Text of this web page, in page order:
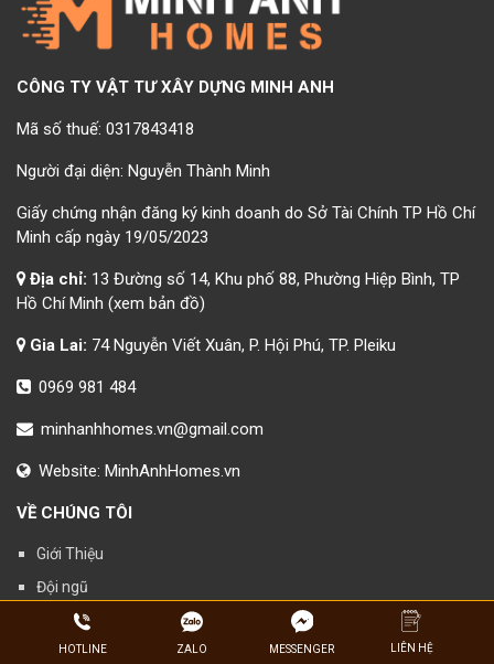
CÔNG TY VẬT TƯ XÂY DỰNG MINH ANH
Mã số thuế: 0317843418
Người đại diện: Nguyễn Thành Minh
Giấy chứng nhận đăng ký kinh doanh do Sở Tài Chính TP Hồ Chí
Minh cấp ngày 19/05/2023
Địa chỉ: 13 Đường số 14, Khu phố 88, Phường Hiệp Bình, TP
Hồ Chí Minh (xem bản đồ)
Gia Lai: 74 Nguyễn Viết Xuân, P. Hội Phú, TP. Pleiku
0969 981 484
minhanhhomes.vn@gmail.com
Website: MinhAnhHomes.vn
VỀ CHÚNG TÔI
Giới Thiệu
Đội ngũ
Liên Hệ
Tuyển Dụng
HOTLINE ZALO MESSENGER LIÊN HỆ